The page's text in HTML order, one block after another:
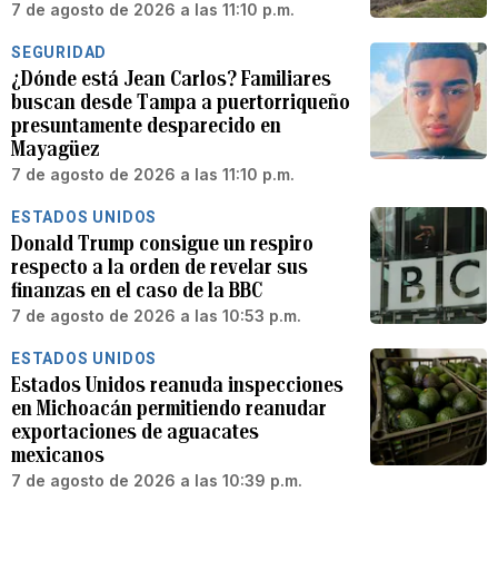
7 de agosto de 2026 a las 11:10 p.m.
SEGURIDAD
¿Dónde está Jean Carlos? Familiares
buscan desde Tampa a puertorriqueño
presuntamente desparecido en
Mayagüez
7 de agosto de 2026 a las 11:10 p.m.
ESTADOS UNIDOS
Donald Trump consigue un respiro
respecto a la orden de revelar sus
finanzas en el caso de la BBC
7 de agosto de 2026 a las 10:53 p.m.
ESTADOS UNIDOS
Estados Unidos reanuda inspecciones
en Michoacán permitiendo reanudar
exportaciones de aguacates
mexicanos
7 de agosto de 2026 a las 10:39 p.m.